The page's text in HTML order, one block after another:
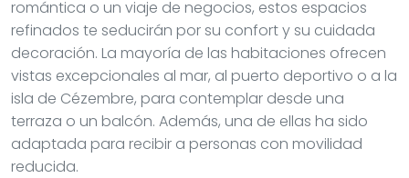
romántica o un viaje de negocios, estos espacios
refinados te seducirán por su confort y su cuidada
decoración. La mayoría de las habitaciones ofrecen
vistas excepcionales al mar, al puerto deportivo o a la
isla de Cézembre, para contemplar desde una
terraza o un balcón. Además, una de ellas ha sido
adaptada para recibir a personas con movilidad
reducida.